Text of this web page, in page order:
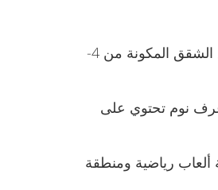
ريوا هي المرحلة التاسعة من مجتمع مدينة جميرا ليفنج المرغوب من مراس في أم سقيم. يتكون المجمع من 3 مباني تضم مجموعة من الشقق المكونة من 4-
العقارات من 725 قدمًا مربعًا إلى 4,390 قدمًا مربعًا، بما في ذلك الشرفات. يرجى ملاحظة أن الوحدات المكونة من 4-3 غرف نوم تحتوي على
رياضية ومنطقة